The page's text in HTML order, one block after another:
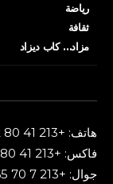
رياضة
ثقافة
مزاد… كاب ديزاد
هاتف: +213 41 80 32 62
فاكس: +213 41 80 32 63
جوال: +213 7 70 65 93 89